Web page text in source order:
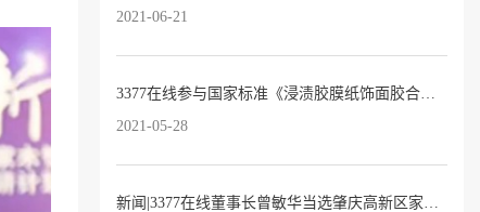
2021-06-21
3377在线参与国家标准《浸渍胶膜纸饰面胶合板和细木工板》修订研讨会
2021-05-28